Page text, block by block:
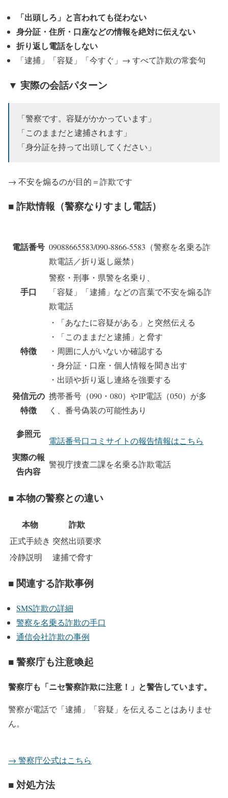
「出頭しろ」と言われても従わない
身分証・住所・口座などの情報を絶対に伝えない
折り返し電話をしない
「逮捕」「容疑」「今すぐ」→ すべて詐欺の常套句
▼ 実際の会話パターン
「警察です。容疑がかかっています」
「このままだと逮捕されます」
「身分証を持って出頭してください」
→ 不安を煽るのが目的＝詐欺です
■ 詐欺情報（警察なりすまし電話）
電話番号 09088665583/090-8866-5583（警察を名乗る詐
欺電話／折り返し厳禁）
手口
警察・刑事・県警を名乗り、
「容疑」「逮捕」などの言葉で不安を煽る詐
欺電話
特徴
・「あなたに容疑がある」と突然伝える
・「このままだと逮捕」と脅す
・周囲に人がいないか確認する
・身分証・口座・個人情報を聞き出す
・出頭や折り返し連絡を強要する
発信元の
特徴
携帯番号（090・080）やIP電話（050）が多
く、番号偽装の可能性あり
参照元
電話番号口コミサイトの報告情報はこちら
実際の報
告内容
警視庁捜査二課を名乗る詐欺電話
■ 本物の警察との違い
本物 詐欺
正式手続き 突然出頭要求
冷静説明
逮捕で脅す
■ 関連する詐欺事例
SMS詐欺の詳細
警察を名乗る詐欺の手口
通信会社詐欺の事例
■ 警察庁も注意喚起
警察庁も「ニセ警察詐欺に注意！」と警告しています。
警察が電話で「逮捕」「容疑」を伝えることはありませ
ん。
→ 警察庁公式はこちら
■ 対処方法